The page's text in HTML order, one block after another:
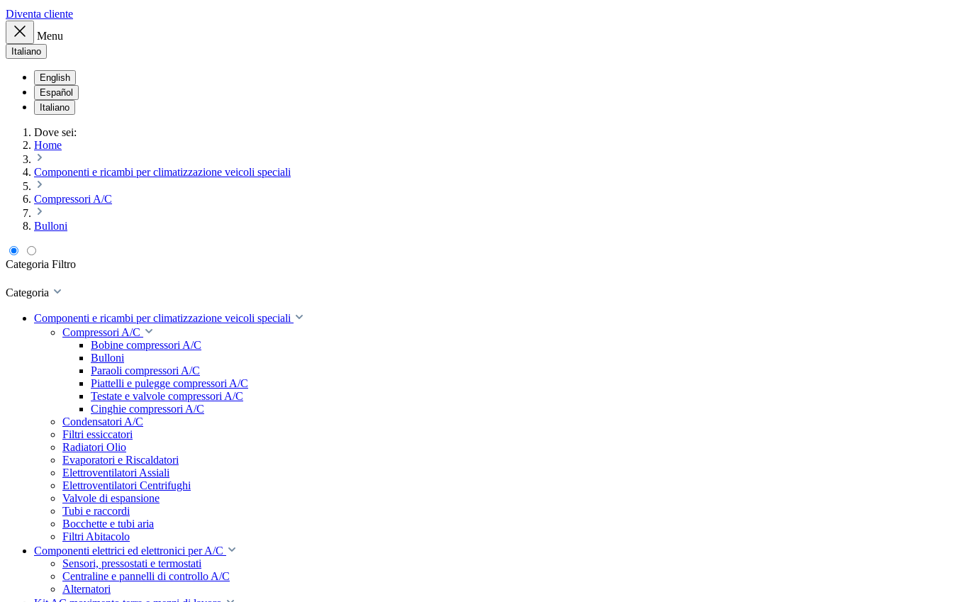
Diventa cliente
Menu
Italiano
English
Español
Italiano
Dove sei:
Home
Componenti e ricambi per climatizzazione veicoli speciali
Compressori A/C
Bulloni
Categoria Filtro
Categoria
Componenti e ricambi per climatizzazione veicoli speciali
Compressori A/C
Bobine compressori A/C
Bulloni
Paraoli compressori A/C
Piattelli e pulegge compressori A/C
Testate e valvole compressori A/C
Cinghie compressori A/C
Condensatori A/C
Filtri essiccatori
Radiatori Olio
Evaporatori e Riscaldatori
Elettroventilatori Assiali
Elettroventilatori Centrifughi
Valvole di espansione
Tubi e raccordi
Bocchette e tubi aria
Filtri Abitacolo
Componenti elettrici ed elettronici per A/C
Sensori, pressostati e termostati
Centraline e pannelli di controllo A/C
Alternatori